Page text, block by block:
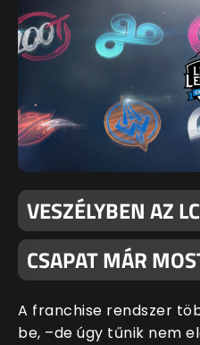
VESZÉLYBEN AZ
CSAPAT MÁR
A franchise rendszer
be, –de úgy tűnik nem